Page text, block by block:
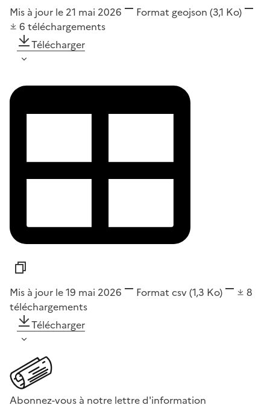
Mis à jour le 21 mai 2026 Format geojson (3,1 Ko)
6 téléchargements
Télécharger
Mis à jour le 19 mai 2026 Format csv(1,3 Ko)
8
téléchargements
Télécharger
Abonnez-vous à notre lettre d'information